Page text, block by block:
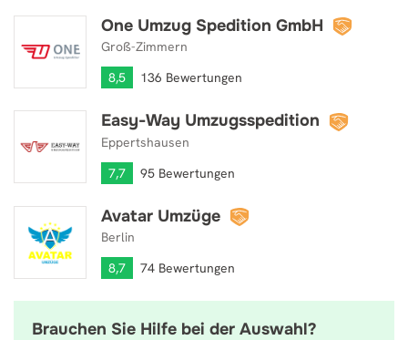
One Umzug Spedition GmbH
Groß-Zimmern
8,5
136 Bewertungen
One Umzug Spedition GmbH
Easy-Way Umzugsspedition
Eppertshausen
7,7
95 Bewertungen
Easy-Way Umzugsspedition
Avatar Umzüge
Berlin
8,7
74 Bewertungen
Avatar Umzüge
Brauchen Sie Hilfe bei der Auswahl?